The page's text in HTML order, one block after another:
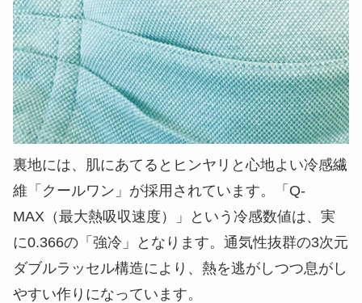
裏地には、肌にあてるとヒンヤリと心地よい冷感繊
維「クールワン」が採用されています。「Q-
MAX（最大熱吸収速度）」という冷感数値は、実
に0.366の「強冷」となります。通気性抜群の3次元
ダブルラッセル構造により、熱を逃がしつつ息がし
やすい作りになっています。